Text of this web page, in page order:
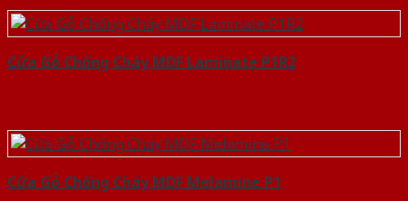
Cửa Gỗ Chống Cháy MDF Laminate P1R2
Cửa Gỗ Chống Cháy MDF Melamine P1